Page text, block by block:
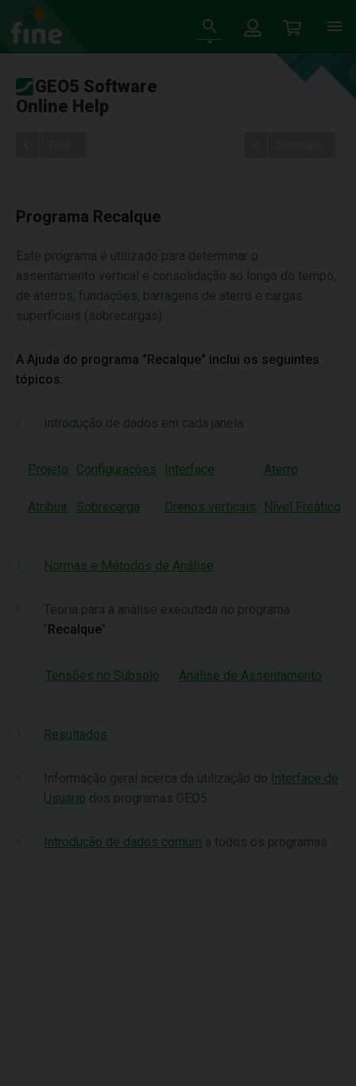
GEO5 Software
Online Help
Programa Recalque
Este programa é utilizado para determinar o
assentamento vertical e consolidação ao longo do tempo,
de aterros, fundações, barragens de aterro e cargas
superficiais (sobrecargas).
A Ajuda do programa "Recalque" inclui os seguintes
tópicos:
Introdução de dados em cada janela:
Projeto Configurações Interface Aterro
Atribuir Sobrecarga Drenos verticais Nível Freático
Normas e Métodos de Análise
Teoria para a análise executada no programa
"Recalque":
Tensões no Subsolo Análise de Assentamento
Resultados
Informação geral acerca da utilização do Interface de
Usuário dos programas GEO5
Introdução de dados comum a todos os programas